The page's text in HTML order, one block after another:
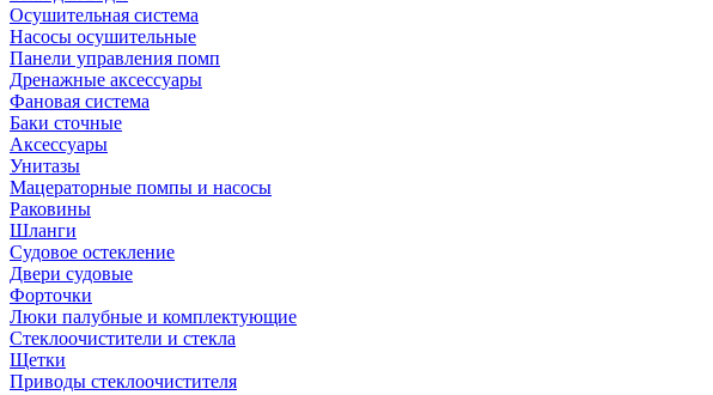
Осушительная система
Насосы осушительные
Панели управления помп
Дренажные аксессуары
Фановая система
Баки сточные
Аксессуары
Унитазы
Мацераторные помпы и насосы
Раковины
Шланги
Судовое остекление
Двери судовые
Форточки
Люки палубные и комплектующие
Стеклоочистители и стекла
Щетки
Приводы стеклоочистителя